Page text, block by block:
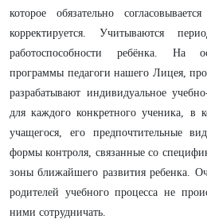
которое обязательно
корректируется. Учитываются
работоспособности ребёнка. На
программы педагоги нашего Лицея,
разрабатывают индивидуальное
для каждого конкретного ученика, в
учащегося, его предпочтительные
формы контроля, связанные со
зоны ближайшего развития ребенка.
родителей учебного процесса не
ними сотрудничать.